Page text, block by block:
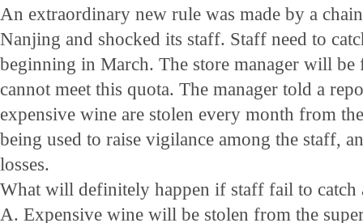
An extraordinary new rule was made by a
Nanjing and shocked its staff. Staff need to
beginning in March. The store manager will
cannot meet this quota. The manager told a
expensive wine are stolen every month from
being used to raise vigilance among the staff,
losses.
What will definitely happen if staff fail to catch
A. Expensive wine will be stolen from the